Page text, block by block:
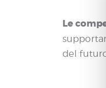
Le
del